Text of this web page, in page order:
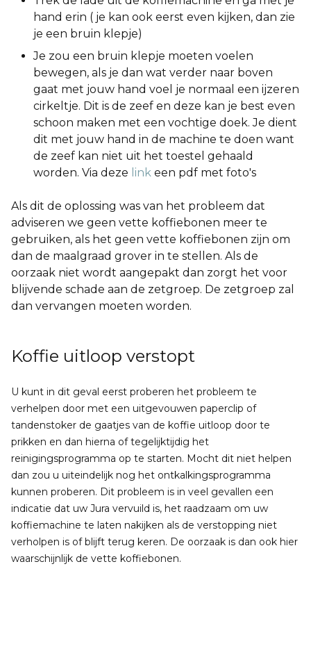
hand erin ( je kan ook eerst even kijken, dan zie
je een bruin klepje)
Je zou een bruin klepje moeten voelen
bewegen, als je dan wat verder naar boven
gaat met jouw hand voel je normaal een ijzeren
cirkeltje. Dit is de zeef en deze kan je best even
schoon maken met een vochtige doek. Je dient
dit met jouw hand in de machine te doen want
de zeef kan niet uit het toestel gehaald
worden. Via deze link een pdf met foto's
Als dit de oplossing was van het probleem dat
adviseren we geen vette koffiebonen meer te
gebruiken, als het geen vette koffiebonen zijn om
dan de maalgraad grover in te stellen. Als de
oorzaak niet wordt aangepakt dan zorgt het voor
blijvende schade aan de zetgroep. De zetgroep zal
dan vervangen moeten worden.
Koffie uitloop verstopt
U kunt in dit geval eerst proberen het probleem te
verhelpen door met een uitgevouwen paperclip of
tandenstoker de gaatjes van de koffie uitloop door te
prikken en dan hierna of tegelijktijdig het
reinigingsprogramma op te starten. Mocht dit niet helpen
dan zou u uiteindelijk nog het ontkalkingsprogramma
kunnen proberen. Dit probleem is in veel gevallen een
indicatie dat uw Jura vervuild is, het raadzaam om uw
koffiemachine te laten nakijken als de verstopping niet
verholpen is of blijft terug keren. De oorzaak is dan ook hier
waarschijnlijk de vette koffiebonen.